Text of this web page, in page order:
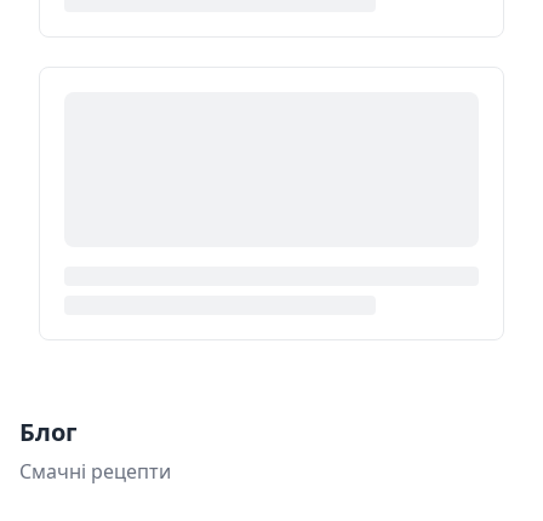
Блог
Смачні рецепти